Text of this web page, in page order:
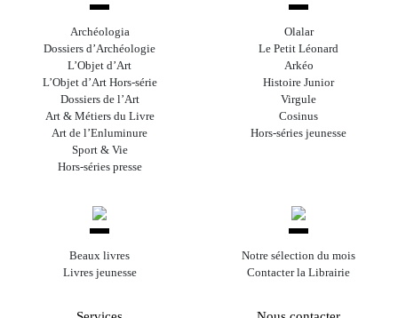
Archéologia
Dossiers d’Archéologie
L’Objet d’Art
L’Objet d’Art Hors-série
Dossiers de l’Art
Art & Métiers du Livre
Art de l’Enluminure
Sport & Vie
Hors-séries presse
Olalar
Le Petit Léonard
Arkéo
Histoire Junior
Virgule
Cosinus
Hors-séries jeunesse
Beaux livres
Livres jeunesse
Notre sélection du mois
Contacter la Librairie